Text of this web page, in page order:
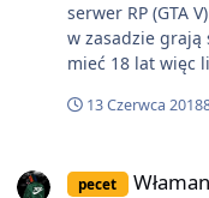
serwer RP (GTA V) ? Tylko nie piszczcie StrefaRP
w zasadzie grają
mieć 18 lat więc lipa trochę ;/
mógłbym się
13 Czerwca 2018
pecet